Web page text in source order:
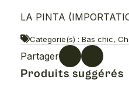
LA PINTA
Categorie(s) : Bas chic,
Partager
Produits suggérés